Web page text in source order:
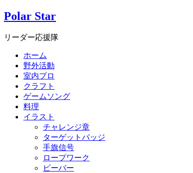
Polar Star
リーダー応援隊
ホーム
野外活動
室内プロ
クラフト
ゲームソング
料理
イラスト
チャレンジ章
ターゲットバッジ
手旗信号
ロープワーク
ビーバー